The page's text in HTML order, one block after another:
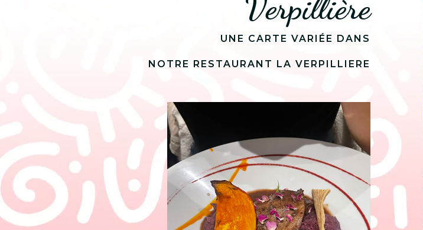
Verpillière
UNE CARTE VARIÉE DANS
NOTRE RESTAURANT LA VERPILLIERE